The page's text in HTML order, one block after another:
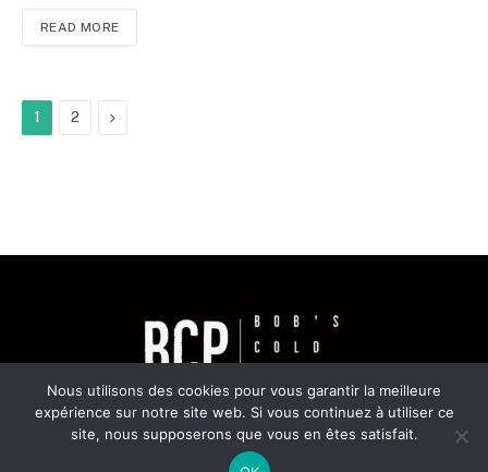
READ MORE
1 2 Next
© 2026 ThemeSphere. Designed by ThemeSphere.
Nous utilisons des cookies pour vous garantir la meilleure
expérience sur notre site web. Si vous continuez à utiliser ce
site, nous supposerons que vous en êtes satisfait.